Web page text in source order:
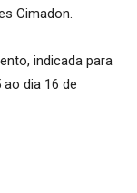
Cimadon.
indicada para
dia 16 de